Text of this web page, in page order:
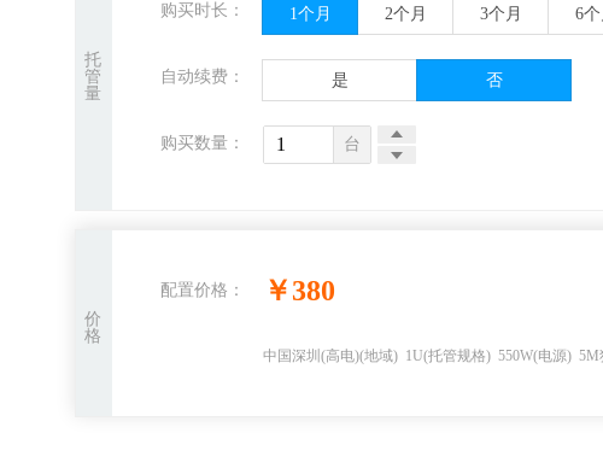
托
管
量
购买时长： 1个月 2个月 3个月 6个
自动续费： 是 否
购买数量： 台
价
格
配置价格： ￥380
中国深圳(高电)(地域) 1U(托管规格) 550W(电源) 5M